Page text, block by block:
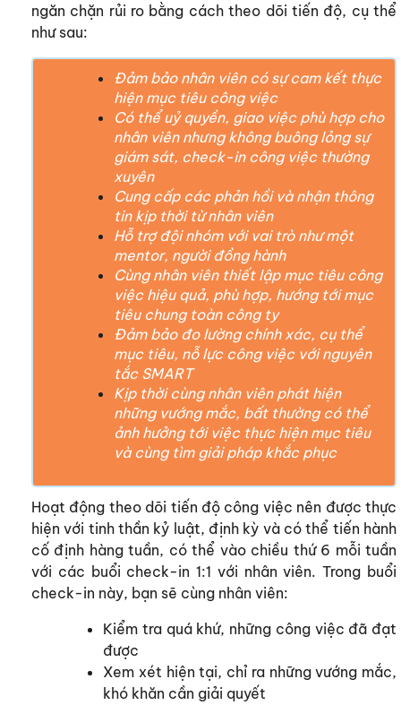
ngăn chặn rủi ro bằng cách theo dõi tiến độ, cụ thể
như sau:
Đảm bảo nhân viên có sự cam kết thực
hiện mục tiêu công việc
Có thể uỷ quyền, giao việc phù hợp cho
nhân viên nhưng không buông lỏng sự
giám sát, check-in công việc thường
xuyên
Cung cấp các phản hồi và nhận thông
tin kịp thời từ nhân viên
Hỗ trợ đội nhóm với vai trò như một
mentor, người đồng hành
Cùng nhân viên thiết lập mục tiêu công
việc hiệu quả, phù hợp, hướng tới mục
tiêu chung toàn công ty
Đảm bảo đo lường chính xác, cụ thể
mục tiêu, nỗ lực công việc với nguyên
tắc SMART
Kịp thời cùng nhân viên phát hiện
những vướng mắc, bất thường có thể
ảnh hưởng tới việc thực hiện mục tiêu
và cùng tìm giải pháp khắc phục
Hoạt động theo dõi tiến độ công việc nên được thực
hiện với tinh thần kỷ luật, định kỳ và có thể tiến hành
cố định hàng tuần, có thể vào chiều thứ 6 mỗi tuần
với các buổi check-in 1:1 với nhân viên. Trong buổi
check-in này, bạn sẽ cùng nhân viên:
Kiểm tra quá khứ, những công việc đã đạt
được
Xem xét hiện tại, chỉ ra những vướng mắc,
khó khăn cần giải quyết